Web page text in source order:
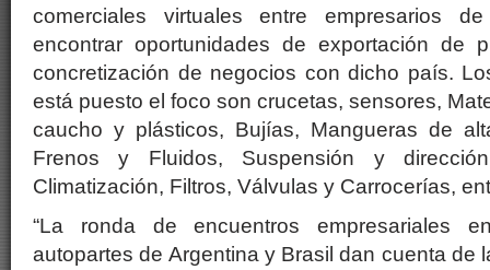
comerciales virtuales entre empresarios
encontrar oportunidades de exportación de
concretización de negocios con dicho país.
está puesto el foco son crucetas, sensores,
caucho y plásticos, Bujías, Mangueras de
Frenos y Fluidos, Suspensión y
Climatización, Filtros, Válvulas y Carrocerías,
“La ronda de encuentros empresariales
autopartes de Argentina y Brasil dan cuenta de